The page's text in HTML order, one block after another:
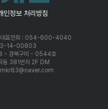
인정보 처리방침
대표전화 : 054-600-4040
14-00803
- 경북구미 - 0544호
동 381번지 2F DM